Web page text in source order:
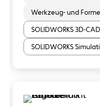
Werkzeug- und
SOLIDWORKS 3D-CAD
SOLIDWORKS